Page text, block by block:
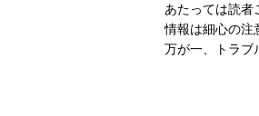
あたっては読者
情報は細心の注
万が一、トラブ